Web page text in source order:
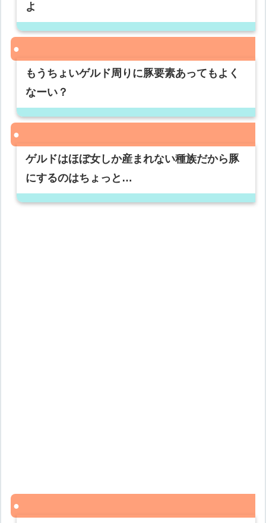
よ
もうちょいゲルド周りに豚要素あってもよく
なーい？
ゲルドはほぼ女しか産まれない種族だから豚
にするのはちょっと…